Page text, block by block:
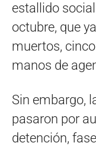
estallido
octubre, que
muertos,
manos de
Sin embargo,
pasaron por
detención,